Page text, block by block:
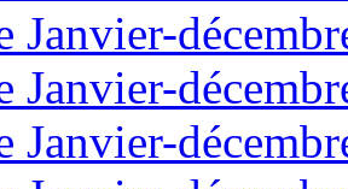
Janvier-
Janvier-
Janvier-